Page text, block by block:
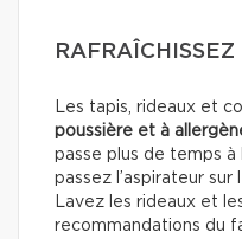
Les tapis, rideaux et
poussière et à
passe plus de temps à
passez l’aspirateur
Lavez les rideaux et
recommandations du